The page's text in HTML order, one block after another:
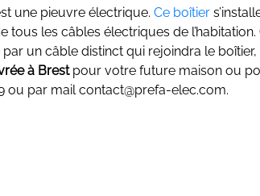
une pieuvre électrique. Ce boîtier
les câbles électriques de
un câble distinct qui rejoindra le
à Brestpour votre future maison ou
ou par mail contact@prefa-elec.com.